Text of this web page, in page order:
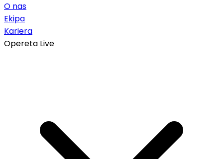
O nas
Ekipa
Kariera
Opereta Live